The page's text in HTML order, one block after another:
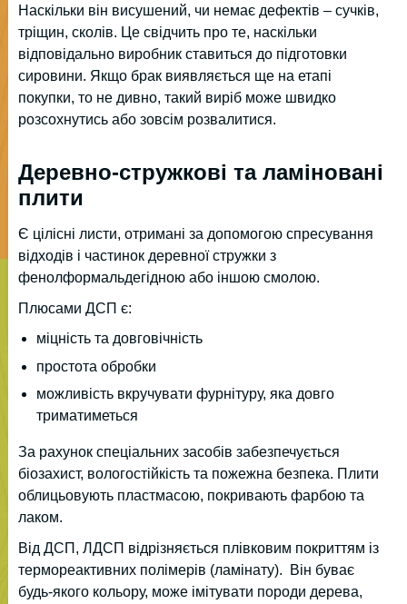
Наскільки він висушений, чи немає дефектів – сучків,
тріщин, сколів. Це свідчить про те, наскільки
відповідально виробник ставиться до підготовки
сировини. Якщо брак виявляється ще на етапі
покупки, то не дивно, такий виріб може швидко
розсохнутись або зовсім розвалитися.
Деревно-стружкові та ламіновані
плити
Є цілісні листи, отримані за допомогою спресування
відходів і частинок деревної стружки з
фенолформальдегідною або іншою смолою.
Плюсами ДСП є:
міцність та довговічність
простота обробки
можливість вкручувати фурнітуру, яка довго
триматиметься
За рахунок спеціальних засобів забезпечується
біозахист, вологостійкість та пожежна безпека. Плити
облицьовують пластмасою, покривають фарбою та
лаком.
Від ДСП, ЛДСП відрізняється плівковим покриттям із
термореактивних полімерів (ламінату). Він буває
будь-якого кольору, може імітувати породи дерева,